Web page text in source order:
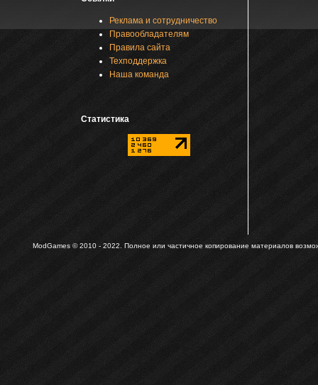
Реклама и сотрудничество
Правообладателям
Правила сайта
Техподдержка
Наша команда
Статистика
ModGames © 2010 - 2022. Полное или частичное копирование материалов